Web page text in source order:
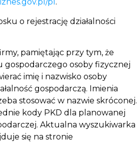
o rejestrację działalności
pamiętając przy tym, że
gospodarczego osoby fizycznej
imię i nazwisko osoby
gospodarczą. Imienia
stosować w nazwie skróconej.
kody PKD dla planowanej
Aktualna wyszukiwarka
się na stronie